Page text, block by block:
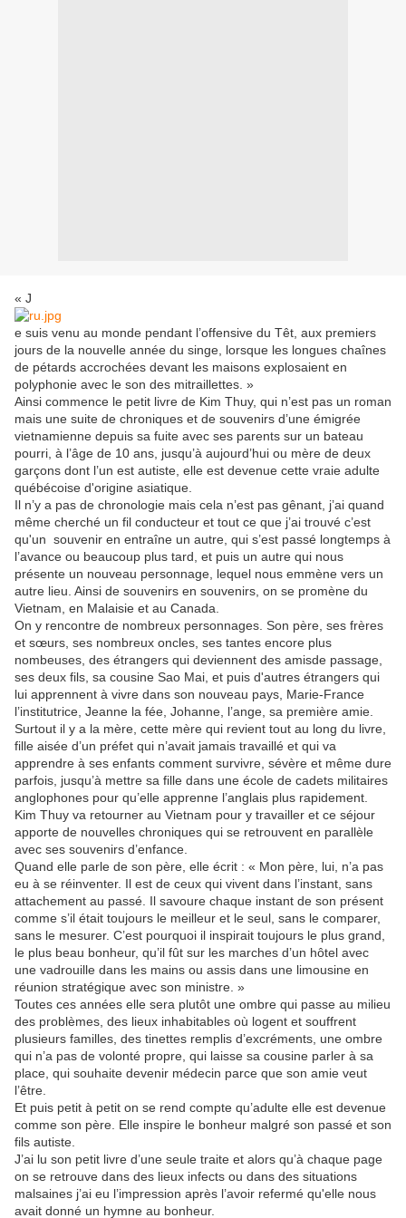
« J
e suis venu au monde pendant l’offensive du Têt, aux premiers
jours de la nouvelle année du singe, lorsque les longues chaînes
de pétards accrochées devant les maisons explosaient en
polyphonie avec le son des mitraillettes. »
Ainsi commence le petit livre de Kim Thuy, qui n’est pas un roman
mais une suite de chroniques et de souvenirs d’une émigrée
vietnamienne depuis sa fuite avec ses parents sur un bateau
pourri, à l’âge de 10 ans, jusqu’à aujourd’hui ou mère de deux
garçons dont l’un est autiste, elle est devenue cette vraie adulte
québécoise d'origine asiatique.
Il n’y a pas de chronologie mais cela n’est pas gênant, j’ai quand
même cherché un fil conducteur et tout ce que j’ai trouvé c’est
qu'un souvenir en entraîne un autre, qui s’est passé longtemps à
l’avance ou beaucoup plus tard, et puis un autre qui nous
présente un nouveau personnage, lequel nous emmène vers un
autre lieu. Ainsi de souvenirs en souvenirs, on se promène du
Vietnam, en Malaisie et au Canada.
On y rencontre de nombreux personnages. Son père, ses frères
et sœurs, ses nombreux oncles, ses tantes encore plus
nombeuses, des étrangers qui deviennent des amisde passage,
ses deux fils, sa cousine Sao Mai, et puis d'autres étrangers qui
lui apprennent à vivre dans son nouveau pays, Marie-France
l’institutrice, Jeanne la fée, Johanne, l’ange, sa première amie.
Surtout il y a la mère, cette mère qui revient tout au long du livre,
fille aisée d’un préfet qui n’avait jamais travaillé et qui va
apprendre à ses enfants comment survivre, sévère et même dure
parfois, jusqu’à mettre sa fille dans une école de cadets militaires
anglophones pour qu’elle apprenne l’anglais plus rapidement.
Kim Thuy va retourner au Vietnam pour y travailler et ce séjour
apporte de nouvelles chroniques qui se retrouvent en parallèle
avec ses souvenirs d’enfance.
Quand elle parle de son père, elle écrit : « Mon père, lui, n’a pas
eu à se réinventer. Il est de ceux qui vivent dans l’instant, sans
attachement au passé. Il savoure chaque instant de son présent
comme s’il était toujours le meilleur et le seul, sans le comparer,
sans le mesurer. C’est pourquoi il inspirait toujours le plus grand,
le plus beau bonheur, qu’il fût sur les marches d’un hôtel avec
une vadrouille dans les mains ou assis dans une limousine en
réunion stratégique avec son ministre. »
Toutes ces années elle sera plutôt une ombre qui passe au milieu
des problèmes, des lieux inhabitables où logent et souffrent
plusieurs familles, des tinettes remplis d’excréments, une ombre
qui n’a pas de volonté propre, qui laisse sa cousine parler à sa
place, qui souhaite devenir médecin parce que son amie veut
l’être.
Et puis petit à petit on se rend compte qu’adulte elle est devenue
comme son père. Elle inspire le bonheur malgré son passé et son
fils autiste.
J’ai lu son petit livre d’une seule traite et alors qu’à chaque page
on se retrouve dans des lieux infects ou dans des situations
malsaines j’ai eu l’impression après l’avoir refermé qu'elle nous
avait donné un hymne au bonheur.